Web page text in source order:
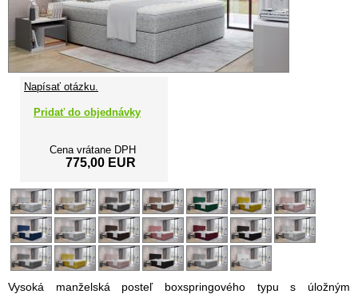
Napísať otázku.
Pridať do objednávky
Cena vrátane DPH
775,00 EUR
Vysoká manželská posteľ boxspringového typu s úložným